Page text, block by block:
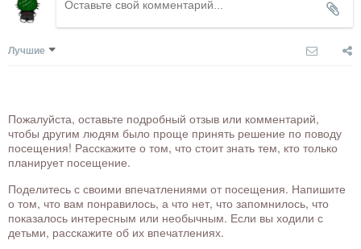
Лучшие
Пожалуйста, оставьте подробный отзыв или комментарий,
чтобы другим людям было проще принять решение по поводу
посещения! Расскажите о том, что стоит знать тем, кто только
планирует посещение.
Поделитесь с своими впечатлениями от посещения. Напишите
о том, что вам понравилось, а что нет, что запомнилось, что
показалось интересным или необычным. Если вы ходили с
детьми, расскажите об их впечатлениях.